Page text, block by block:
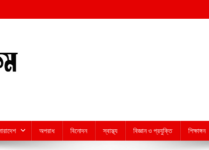
অপরাধ বিনোদন স্বাস্থ্য বিজ্ঞান ও প্রযুক্তি শিক্ষাঙ্গন